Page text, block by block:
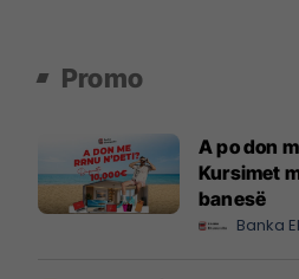
Promo
A po don
Kursimet
banesë
Banka